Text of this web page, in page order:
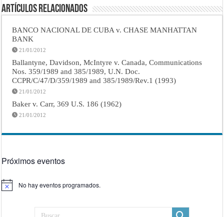
Artículos Relacionados
BANCO NACIONAL DE CUBA v. CHASE MANHATTAN
BANK
21/01/2012
Ballantyne, Davidson, McIntyre v. Canada, Communications
Nos. 359/1989 and 385/1989, U.N. Doc.
CCPR/C/47/D/359/1989 and 385/1989/Rev.1 (1993)
21/01/2012
Baker v. Carr, 369 U.S. 186 (1962)
21/01/2012
Próximos eventos
Aviso No hay eventos programados.